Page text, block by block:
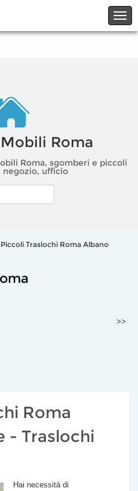
Roma
Roma, sgomberi e piccoli
negozio, ufficio
Piccoli Traslochi Roma Albano
>>
Roma
- Traslochi
Hai necessità di